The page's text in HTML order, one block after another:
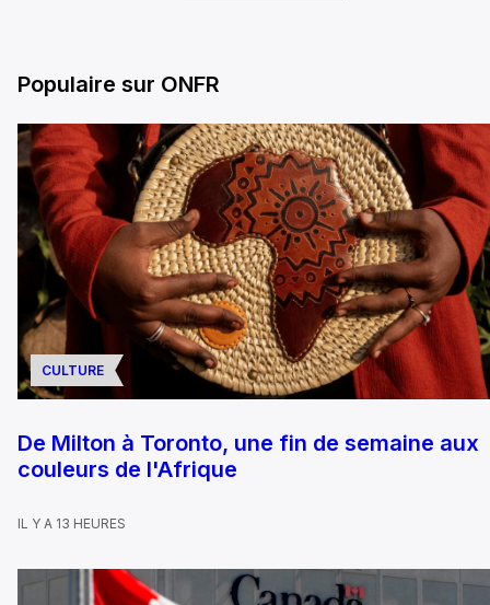
Populaire sur ONFR
CULTURE
De Milton à Toronto, une fin de semaine aux
couleurs de l'Afrique
IL Y A 13 HEURES